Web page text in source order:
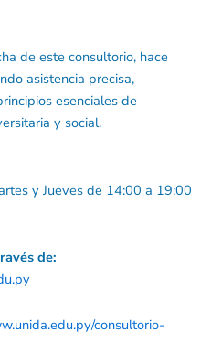
de este consultorio, hace
asistencia precisa,
esenciales de
y social.
y Jueves de 14:00 a 19:00
de:
consultorio-